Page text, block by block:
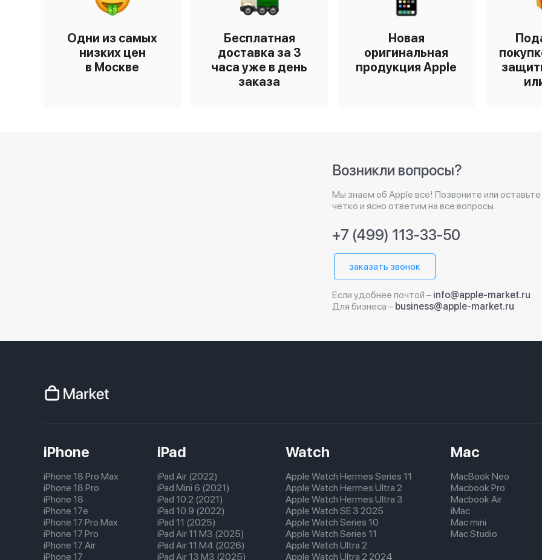
Одни из самых
низких цен
в Москве
Бесплатная
доставка за 3
часа уже в день
заказа
Новая
оригинальная
продукция Apple
Возникли вопросы?
Мы знаем об Apple все! Позвоните или
четко и ясно ответим на все вопросы.
+7 (499) 113-33-50
заказать звонок
Если удобнее почтой – info@apple-market.ru
Для бизнеса – business@apple-market.ru
iPhone
iPhone 18 Pro Max
iPhone 18 Pro
iPhone 18
iPhone 17e
iPhone 17 Pro Max
iPhone 17 Pro
iPhone 17 Air
iPhone 17
iPad
iPad Air (2022)
iPad Mini 6 (2021)
iPad 10.2 (2021)
iPad 10.9 (2022)
iPad 11 (2025)
iPad Air 11 M3 (2025)
iPad Air 11 M4 (2026)
iPad Air 13 M3 (2025)
Watch
Apple Watch Hermes Series 11
Apple Watch Hermes Ultra 2
Apple Watch Hermes Ultra 3
Apple Watch SE 3 2025
Apple Watch Series 10
Apple Watch Series 11
Apple Watch Ultra 2
Apple Watch Ultra 2 2024
Mac
MacBook Neo
Macbook Pro
Macbook Air
iMac
Mac mini
Mac Studio